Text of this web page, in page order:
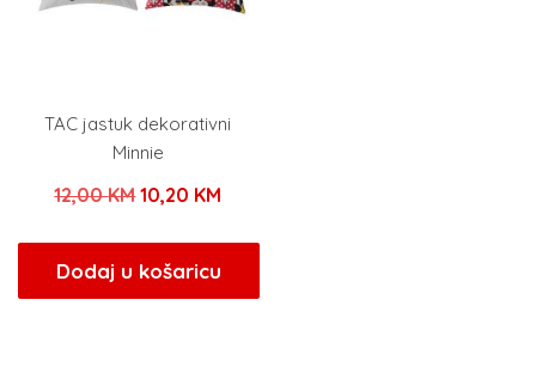
TAC jastuk dekorativni
Minnie
12,00KMIzvorna
bila
je:
10,20 KM
10,20 KM.
Dodaj u košaricu